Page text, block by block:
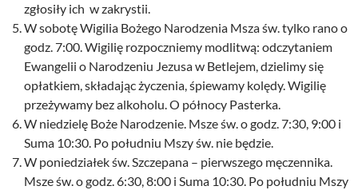
zgłosiły ich w zakrystii.
W sobotę Wigilia Bożego Narodzenia Msza św. tylko rano o
godz. 7:00. Wigilię rozpoczniemy modlitwą: odczytaniem
Ewangelii o Narodzeniu Jezusa w Betlejem, dzielimy się
opłatkiem, składając życzenia, śpiewamy kolędy. Wigilię
przeżywamy bez alkoholu. O północy Pasterka.
W niedzielę Boże Narodzenie. Msze św. o godz. 7:30, 9:00 i
Suma 10:30. Po południu Mszy św. nie będzie.
W poniedziałek św. Szczepana – pierwszego męczennika.
Msze św. o godz. 6:30, 8:00 i Suma 10:30. Po południu Mszy